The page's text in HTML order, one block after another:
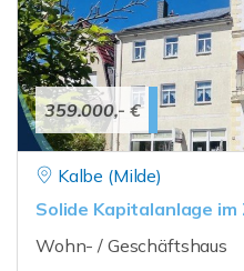
359.000,- €
Kalbe (Milde)
Solide Kapitalanlage im
Wohn- / Geschäftshaus